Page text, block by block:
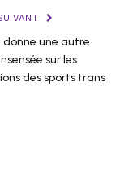
donne une autre
sur les
des sports trans